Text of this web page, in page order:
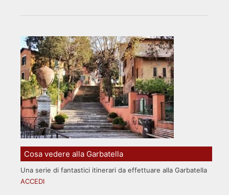
Cosa vedere alla Garbatella
Una serie di fantastici itinerari da effettuare alla Garbatella
ACCEDI